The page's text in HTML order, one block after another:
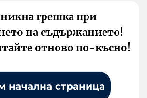
грешка при
на съдържанието!
отново по-късно!
начална страница